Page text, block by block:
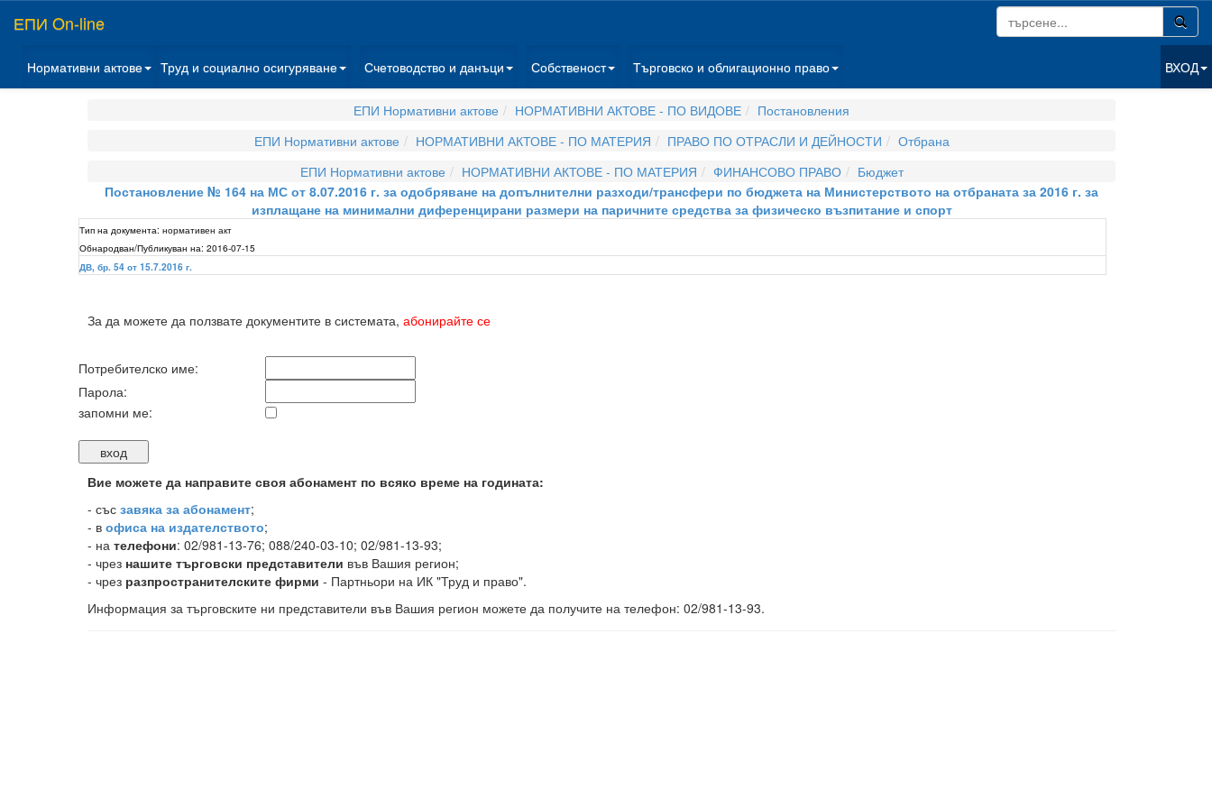
ЕПИ On-line
Нормативни актове Труд и социално осигуряване Счетоводство и данъци Собственост Търговско и облигационно право ВХОД
ЕПИ Нормативни актове НОРМАТИВНИ АКТОВЕ - ПО ВИДОВЕ
Постановления
ЕПИ Нормативни актове
НОРМАТИВНИ АКТОВЕ - ПО МАТЕРИЯ ПРАВО ПО ОТРАСЛИ И ДЕЙНОСТИ
Отбрана
ЕПИ Нормативни актове
НОРМАТИВНИ АКТОВЕ - ПО МАТЕРИЯ ФИНАНСОВО ПРАВО
Бюджет
Постановление № 164 на МС от 8.07.2016 г. за одобряване на допълнителни разходи/трансфери по бюджета на Министерството на отбраната за 2016 г. за
изплащане на минимални диференцирани размери на паричните средства за физическо възпитание и спорт
Тип на документа: нормативен акт
Обнародван/Публикуван на: 2016-07-15
ДВ, бр. 54 от 15.7.2016 г.
За да можете да ползвате документите в системата, абонирайте се
Потребителско име:
Парола:
запомни ме:
Вие можете да направите своя абонамент по всяко време на годината:
- със завяка за абонамент;
- в офиса на издателството;
- на телефони: 02/981-13-76; 088/240-03-10; 02/981-13-93;
- чрез нашите търговски представители във Вашия регион;
- чрез разпространителските фирми - Партньори на ИК "Труд и право".
Информация за търговските ни представители във Вашия регион можете да получите на телефон: 02/981-13-93.